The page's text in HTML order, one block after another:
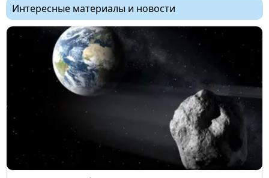
Интересные материалы и новости